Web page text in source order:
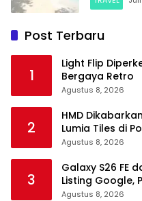
Post Terbaru
1
Light Flip
Bergaya Retro
Agustus 8, 2026
2
HMD
Lumia Tiles di
Agustus 8, 2026
3
Galaxy S26 FE
Listing Google,
Agustus 8, 2026